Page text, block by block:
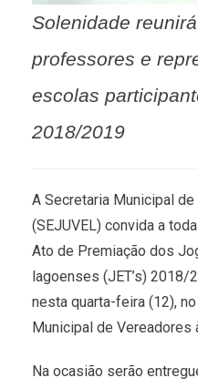
Solenidade
professores e
escolas
2018/2019
A Secretaria Municipal
(SEJUVEL) convida a
Ato de Premiação dos
lagoenses (JET’s)
nesta quarta-feira (12),
Municipal de Vereadores
Na ocasião serão